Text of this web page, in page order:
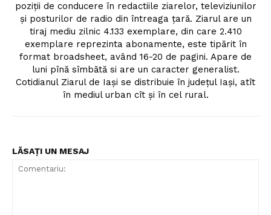
poziţii de conducere în redactiile ziarelor, televiziunilor
şi posturilor de radio din întreaga ţară. Ziarul are un
tiraj mediu zilnic 4.133 exemplare, din care 2.410
exemplare reprezinta abonamente, este tipărit în
format broadsheet, având 16-20 de pagini. Apare de
luni pînă sîmbătă si are un caracter generalist.
Cotidianul Ziarul de Iaşi se distribuie în judeţul Iaşi, atît
în mediul urban cît şi în cel rural.
LĂSAȚI UN MESAJ